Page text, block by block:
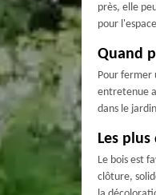
près, elle
pour
Quand
Pour fermer
entretenue
dans le
Les
Le bois est
clôture,